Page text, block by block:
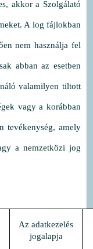
akkor a Szolgálató
A log fájlokban
nem használja fel
abban az esetben
valamilyen tiltott
vagy a korábban
tevékenység, amely
a nemzetközi jog
Az adatkezelés
jogalapja